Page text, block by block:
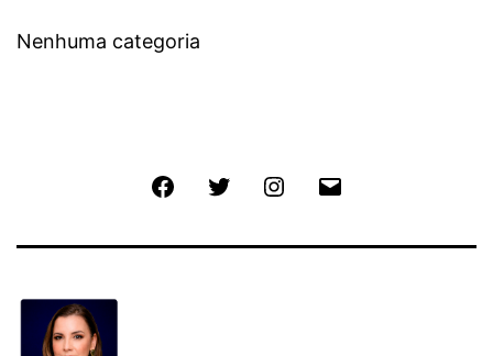
Nenhuma categoria
FacebookTwitter Instagram